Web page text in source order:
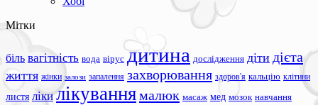
Мітки
біль вагітність вода вірус дитина дослідження діти дієта
життя жінки залози запалення захворювання здоров'я кальцію клітини
листя ліки лікуваннямалюк масаж мед мозок навчання